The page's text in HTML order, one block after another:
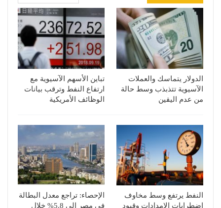
الدولار يتماسك والعملات
الآسيوية تتذبذب وسط حالة
من عدم اليقين
تباين الأسهم الآسيوية مع
ارتفاع النفط وترقب بيانات
الوظائف الأمريكية
النفط يرتفع وسط مخاوف
اضطرابات الإمدادات وقيود
الإحصاء: تراجع معدل البطالة
في مصر إلى 5.8% خلال